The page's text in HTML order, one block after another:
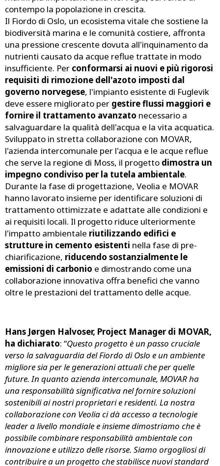
contempo la popolazione in crescita.
Il Fiordo di Oslo, un ecosistema vitale che sostiene la
biodiversità marina e le comunità costiere, affronta
una pressione crescente dovuta all'inquinamento da
nutrienti causato da acque reflue trattate in modo
insufficiente. Per conformarsi ai nuovi e più rigorosi
requisiti di rimozione dell'azoto imposti dal
governo norvegese, l'impianto esistente di Fuglevik
deve essere migliorato per gestire flussi maggiori e
fornire il trattamento avanzato necessario a
salvaguardare la qualità dell'acqua e la vita acquatica.
Sviluppato in stretta collaborazione con MOVAR,
l'azienda intercomunale per l'acqua e le acque reflue
che serve la regione di Moss, il progetto dimostra un
impegno condiviso per la tutela ambientale.
Durante la fase di progettazione, Veolia e MOVAR
hanno lavorato insieme per identificare soluzioni di
trattamento ottimizzate e adattate alle condizioni e
ai requisiti locali. Il progetto riduce ulteriormente
l'impatto ambientale riutilizzando edifici e
strutture in cemento esistenti nella fase di pre-
chiarificazione, riducendo sostanzialmente le
emissioni di carbonio e dimostrando come una
collaborazione innovativa offra benefici che vanno
oltre le prestazioni del trattamento delle acque.
Hans Jørgen Halvoser, Project Manager di MOVAR,
ha dichiarato: “Questo progetto è un passo cruciale
verso la salvaguardia del Fiordo di Oslo e un ambiente
migliore sia per le generazioni attuali che per quelle
future. In quanto azienda intercomunale, MOVAR ha
una responsabilità significativa nel fornire soluzioni
sostenibili ai nostri proprietari e residenti. La nostra
collaborazione con Veolia ci dà accesso a tecnologie
leader a livello mondiale e insieme dimostriamo che è
possibile combinare responsabilità ambientale con
innovazione e utilizzo delle risorse. Siamo orgogliosi di
contribuire a un progetto che stabilisce nuovi standard